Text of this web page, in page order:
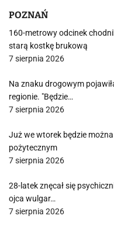
POZNAŃ
160-metrowy odcinek
starą kostkę brukową
7 sierpnia 2026
Na znaku drogowym
regionie. "Będzie…
7 sierpnia 2026
Już we wtorek będzie
pożytecznym
7 sierpnia 2026
28-latek znęcał się
ojca wulgar…
7 sierpnia 2026